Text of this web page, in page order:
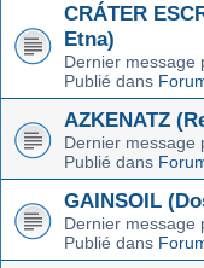
CRÁTER
Etna)
Dernier message
Publié dans
AZKENATZ
Dernier message
Publié dans
GAINSOIL
Dernier message
Publié dans